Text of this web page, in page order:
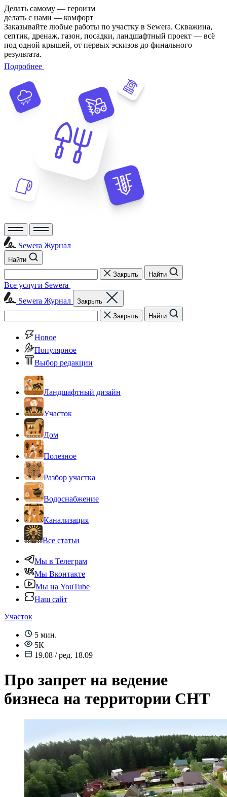
Делать самому — героизм
делать с нами — комфорт
Заказывайте любые работы по участку в Sewera. Скважина,
септик, дренаж, газон, посадки, ландшафтный проект — всё
под одной крышей, от первых эскизов до финального
результата.
Подробнее
Sewera Журнал
Найти
Закрыть
Найти
Все услуги Sewera
Sewera Журнал
Закрыть
Закрыть
Найти
Новое
Популярное
Выбор редакции
Ландшафтный дизайн
Участок
Дом
Полезное
Разбор участка
Водоснабжение
Канализация
Все статьи
Мы в Телеграм
Мы Вконтакте
Мы на YouTube
Наш сайт
Участок
5 мин.
5К
19.08 / ред. 18.09
Про запрет на ведение
бизнеса на территории СНТ